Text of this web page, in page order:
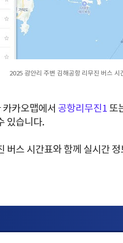
2025 광안리 주변 김해공항 리무진 버스 시
카카오맵에서 공항리무진1 또
있습니다.
버스 시간표와 함께 실시간